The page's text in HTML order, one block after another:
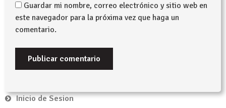
Guardar mi nombre, correo electrónico y sitio web en
este navegador para la próxima vez que haga un
comentario.
Inicio de Sesion